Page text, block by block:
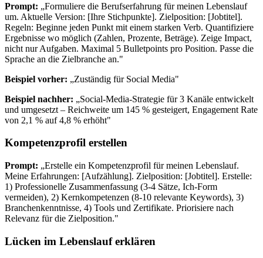
Prompt: „Formuliere die Berufserfahrung für meinen Lebenslauf
um. Aktuelle Version: [Ihre Stichpunkte]. Zielposition: [Jobtitel].
Regeln: Beginne jeden Punkt mit einem starken Verb. Quantifiziere
Ergebnisse wo möglich (Zahlen, Prozente, Beträge). Zeige Impact,
nicht nur Aufgaben. Maximal 5 Bulletpoints pro Position. Passe die
Sprache an die Zielbranche an."
Beispiel vorher: „Zuständig für Social Media"
Beispiel nachher: „Social-Media-Strategie für 3 Kanäle entwickelt
und umgesetzt – Reichweite um 145 % gesteigert, Engagement Rate
von 2,1 % auf 4,8 % erhöht"
Kompetenzprofil erstellen
Prompt: „Erstelle ein Kompetenzprofil für meinen Lebenslauf.
Meine Erfahrungen: [Aufzählung]. Zielposition: [Jobtitel]. Erstelle:
1) Professionelle Zusammenfassung (3-4 Sätze, Ich-Form
vermeiden), 2) Kernkompetenzen (8-10 relevante Keywords), 3)
Branchenkenntnisse, 4) Tools und Zertifikate. Priorisiere nach
Relevanz für die Zielposition."
Lücken im Lebenslauf erklären